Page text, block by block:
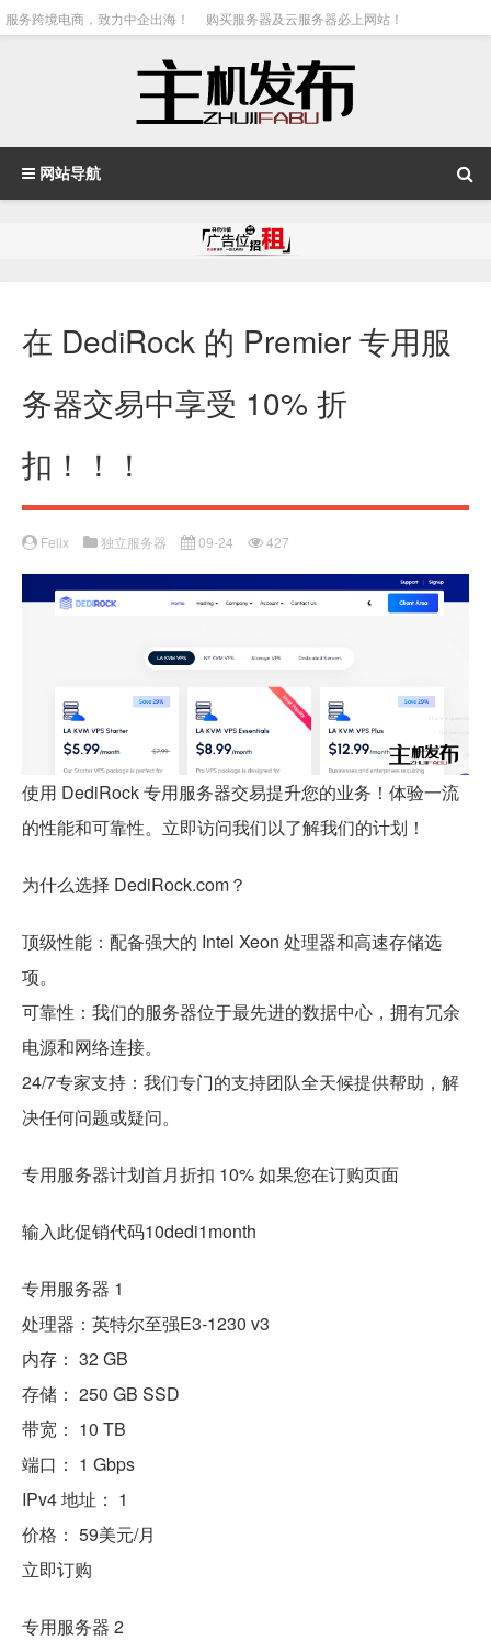
服务跨境电商，致力中企出海！ 购买服务器及云服务器必上网站！
网站导航
在 DediRock 的 Premier 专用服
务器交易中享受 10% 折
扣！！！
Felix 独立服务器 09-24 427
使用 DediRock 专用服务器交易提升您的业务！体验一流
的性能和可靠性。立即访问我们以了解我们的计划！
为什么选择 DediRock.com？
顶级性能：配备强大的 Intel Xeon 处理器和高速存储选
项。
可靠性：我们的服务器位于最先进的数据中心，拥有冗余
电源和网络连接。
24/7专家支持：我们专门的支持团队全天候提供帮助，解
决任何问题或疑问。
专用服务器计划首月折扣 10% 如果您在订购页面
输入此促销代码10dedi1month
专用服务器 1
处理器：英特尔至强E3-1230 v3
内存： 32 GB
存储： 250 GB SSD
带宽： 10 TB
端口： 1 Gbps
IPv4 地址： 1
价格： 59美元/月
立即订购
专用服务器 2